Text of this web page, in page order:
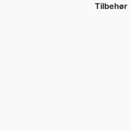
Tilbehør